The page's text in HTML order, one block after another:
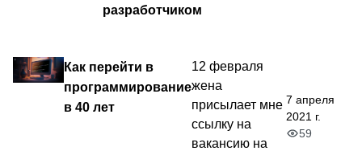
разработчиком
Как перейти в
программирование
в 40 лет
12 февраля
жена
присылает мне
ссылку на
вакансию на
7 апреля
2021 г.
59